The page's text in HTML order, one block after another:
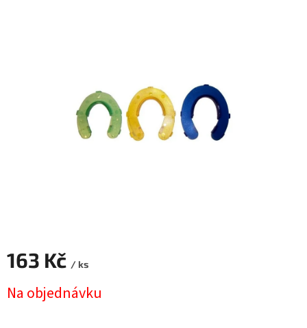
163 Kč / ks
cena:
Na objednávku